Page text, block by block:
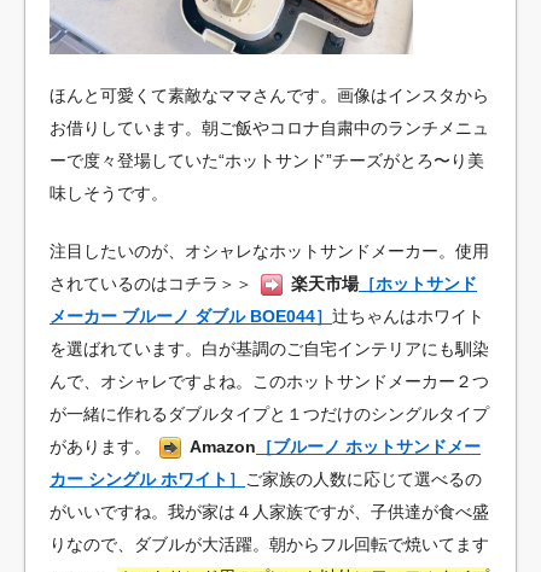
ほんと可愛くて素敵なママさんです。画像はインスタから
お借りしています。朝ご飯やコロナ自粛中のランチメニュ
ーで度々登場していた“ホットサンド”チーズがとろ〜り美
味しそうです。
注目したいのが、オシャレなホットサンドメーカー。使用
されているのはコチラ＞＞
楽天市場［ホットサンド
メーカー ブルーノ ダブル BOE044］ 辻ちゃんはホワイト
を選ばれています。白が基調のご自宅インテリアにも馴染
んで、オシャレですよね。このホットサンドメーカー２つ
が一緒に作れるダブルタイプと１つだけのシングルタイプ
があります。
Amazon ［ブルーノ ホットサンドメー
カー シングル ホワイト］
ご家族の人数に応じて選べるの
がいいですね。我が家は４人家族ですが、子供達が食べ盛
りなので、ダブルが大活躍。朝からフル回転で焼いてます